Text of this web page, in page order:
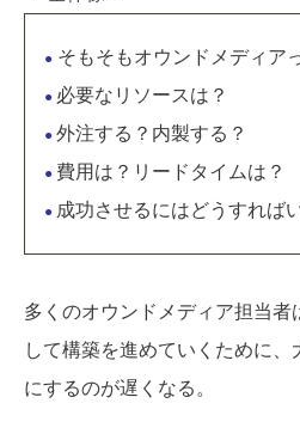
● そもそもオウンドメディア
● 必要なリソースは？
● 外注する？内製する？
● 費用は？リードタイムは？
● 成功させるにはどうすれば
多くのオウンドメディア担当者
して構築を進めていくために
にするのが遅くなる。